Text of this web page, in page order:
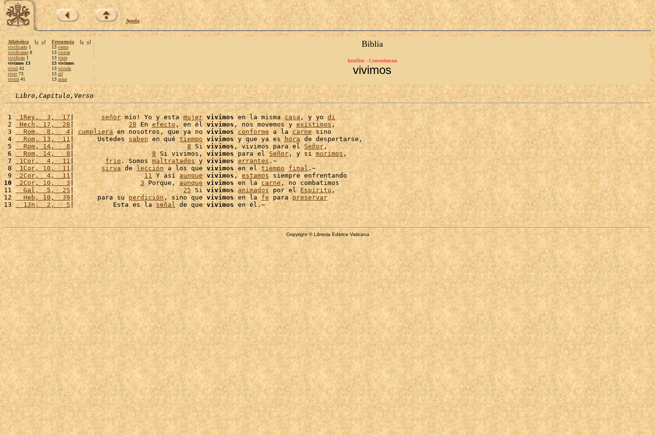
Ayuda
Alfabética [« »]
vivificado 1
vivifícame 8
vivifican 1
vivimos 13
vivió 61
vivir73
vivirá 41
Frecuencia [« »]
13 venta
13 visitar
13 viste
13 vivimos
13 vivirás
13 zif
13 zona
Biblia
IntraText - Concordancias
vivimos
Libro,Capítulo,Verso
1 1Rey,  3,  17 | señor mío! Yo y esta mujer vivimos en la misma casa , y yo di
2 Hech, 17,  28 | 28 En efecto , en él vivimos , nos movemos y existimos,
3
  Rom,  8,   4
| cumpliera en nosotros, que ya no vivimos conforme a la carne sino
4
  Rom, 13,  11
|      Ustedes saben en qué tiempo vivimos y que ya es hora de despertarse,
5
  Rom, 14,   8
| 8 Si vivimos , vivimos para el Señor,
6
  Rom, 14,   8
| 8 Si vivimos, vivimos para el Señor , y si morimos ,
7 1Cor,  4,  11 | frío . Somos maltratados y vivimos errantes.~
8
1Cor, 10,  11 | sirva de lección a los que vivimos en el tiempo final .~
9 2Cor,  4,  11 | 11 Y así aunque vivimos , estamos
10
2Cor, 10,   3| 3 Porque, aunque vivimos en la carne , no combatimos
11
  Gal,  5,  25
| 25 Si vivimos animados por el Espíritu ,
12
  Heb, 10,  39
|      para su perdición , sino que vivimos en la fe para preservar
13
  1Jn,  2,   5
|          Esta es la señal de que vivimos
Copyright © Libreria Editrice Vaticana